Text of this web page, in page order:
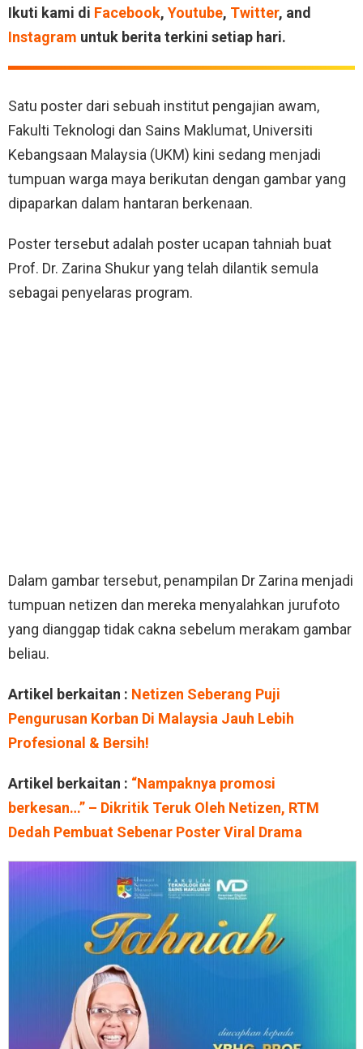
Ikuti kami di Facebook, Youtube, Twitter, and
Instagram untuk berita terkini setiap hari.
Satu poster dari sebuah institut pengajian awam,
Fakulti Teknologi dan Sains Maklumat, Universiti
Kebangsaan Malaysia (UKM) kini sedang menjadi
tumpuan warga maya berikutan dengan gambar yang
dipaparkan dalam hantaran berkenaan.
Poster tersebut adalah poster ucapan tahniah buat
Prof. Dr. Zarina Shukur yang telah dilantik semula
sebagai penyelaras program.
Dalam gambar tersebut, penampilan Dr Zarina menjadi
tumpuan netizen dan mereka menyalahkan jurufoto
yang dianggap tidak cakna sebelum merakam gambar
beliau.
Artikel berkaitan : Netizen Seberang Puji
Pengurusan Korban Di Malaysia Jauh Lebih
Profesional & Bersih!
Artikel berkaitan : “Nampaknya promosi
berkesan…” – Dikritik Teruk Oleh Netizen, RTM
Dedah Pembuat Sebenar Poster Viral Drama